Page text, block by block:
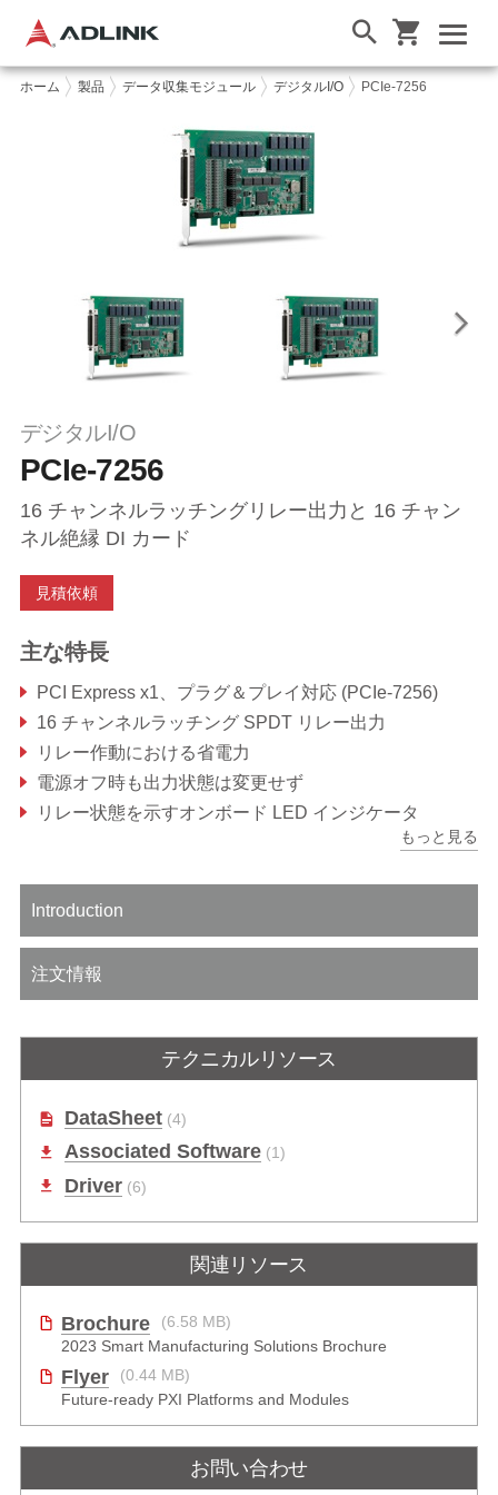
ホーム 製品 データ収集モジュール デジタルI/O PCIe-7256
デジタルI/O
PCIe-7256
16 チャンネルラッチングリレー出力と 16 チャン
ネル絶縁 DI カード
見積依頼
主な特長
PCI Express x1、プラグ＆プレイ対応 (PCIe-7256)
16 チャンネルラッチング SPDT リレー出力
リレー作動における省電力
電源オフ時も出力状態は変更せず
リレー状態を示すオンボード LED インジケータ
もっと見る
Introduction
注文情報
テクニカルリソース
DataSheet(4)
Associated Software(1)
Driver(6)
関連リソース
Brochure
(6.58 MB)
2023 Smart Manufacturing Solutions Brochure
Flyer
(0.44 MB)
Future-ready PXI Platforms and Modules
お問い合わせ